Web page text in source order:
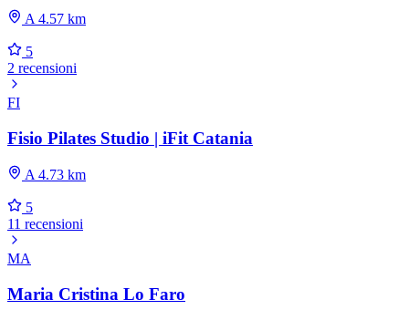
A 4.57 km
5
2 recensioni
FI
Fisio Pilates Studio | iFit Catania
A 4.73 km
5
11 recensioni
MA
Maria Cristina Lo Faro